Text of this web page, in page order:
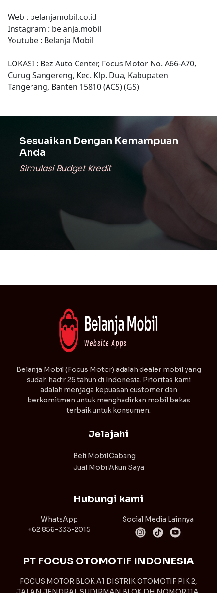
Web : belanjamobil.co.id
Instagram : belanja.mobil
Youtube : Belanja Mobil
LOKASI : Bez Auto Center, Focus Motor No. A66-A70,
Curug Sangereng, Kec. Klp. Dua, Kabupaten
Tangerang, Banten 15810 (ACS) (GS)
Sesuaikan Dengan Kemampuan
Anda
Simulasi Budget Kredit
⁠Belanja Mobil (Focus Motor) adalah dealer mobil yang
sudah hadir 25 tahun di Indonesia. Prioritas kami
adalah menjaga kepuasan customer dan
berkomitmen untuk menghadirkan mobil bekas
terbaik untuk konsumen.
Jelajahi
Beli Mobil
Jual Mobil
Cabang
Akun Saya
Hubungi kami
WhatsApp
+62 856-333-2015
Social Media Lainnya
PT FOCUS OTOMOTIF INDONESIA
FOCUS MOTOR BLOK A1 DISTRIK OTOMOTIF PIK 2,